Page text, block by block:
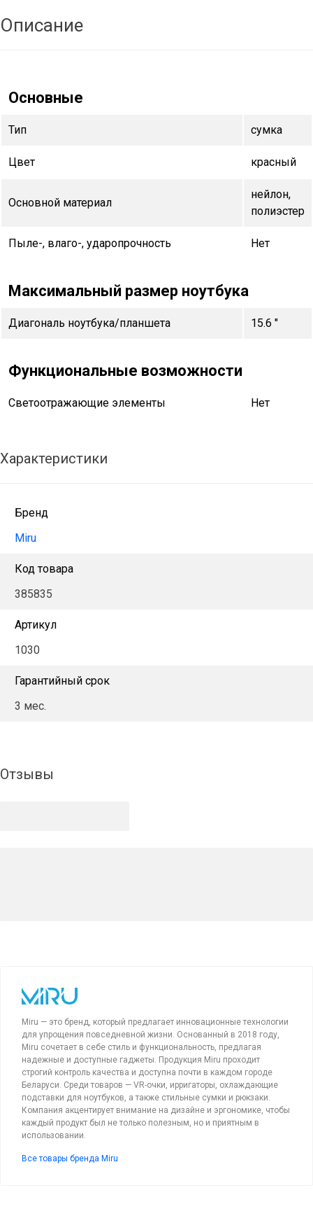
Описание
Основные
Тип сумка
Цвет красный
Основной материал
нейлон,
полиэстер
Пыле-, влаго-, ударопрочность Нет
Максимальный размер ноутбука
Диагональ ноутбука/планшета 15.6 "
Функциональные возможности
Светоотражающие элементы Нет
Характеристики
Бренд
Miru
Код товара
385835
Артикул
1030
Гарантийный срок
3 мес.
Отзывы
Miru — это бренд, который предлагает инновационные технологии
для упрощения повседневной жизни. Основанный в 2018 году,
Miru сочетает в себе стиль и функциональность, предлагая
надежные и доступные гаджеты. Продукция Miru проходит
строгий контроль качества и доступна почти в каждом городе
Беларуси. Среди товаров — VR-очки, ирригаторы, охлаждающие
подставки для ноутбуков, а также стильные сумки и рюкзаки.
Компания акцентирует внимание на дизайне и эргономике, чтобы
каждый продукт был не только полезным, но и приятным в
использовании.
Все товары бренда Miru